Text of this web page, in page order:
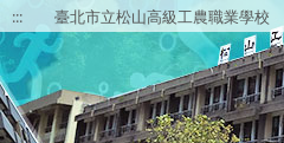
::: 臺北市立松山高級工農職業學校